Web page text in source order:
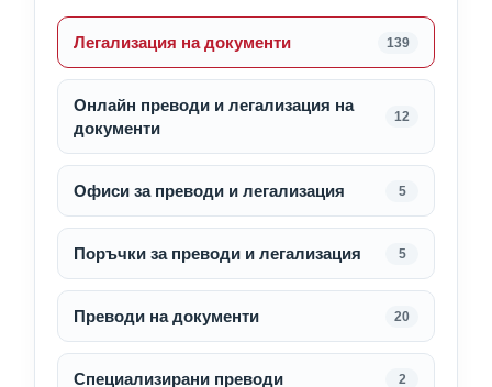
Легализация на документи 139
Онлайн преводи и легализация на
документи
12
Офиси за преводи и легализация 5
Поръчки за преводи и легализация 5
Преводи на документи 20
Специализирани преводи 2